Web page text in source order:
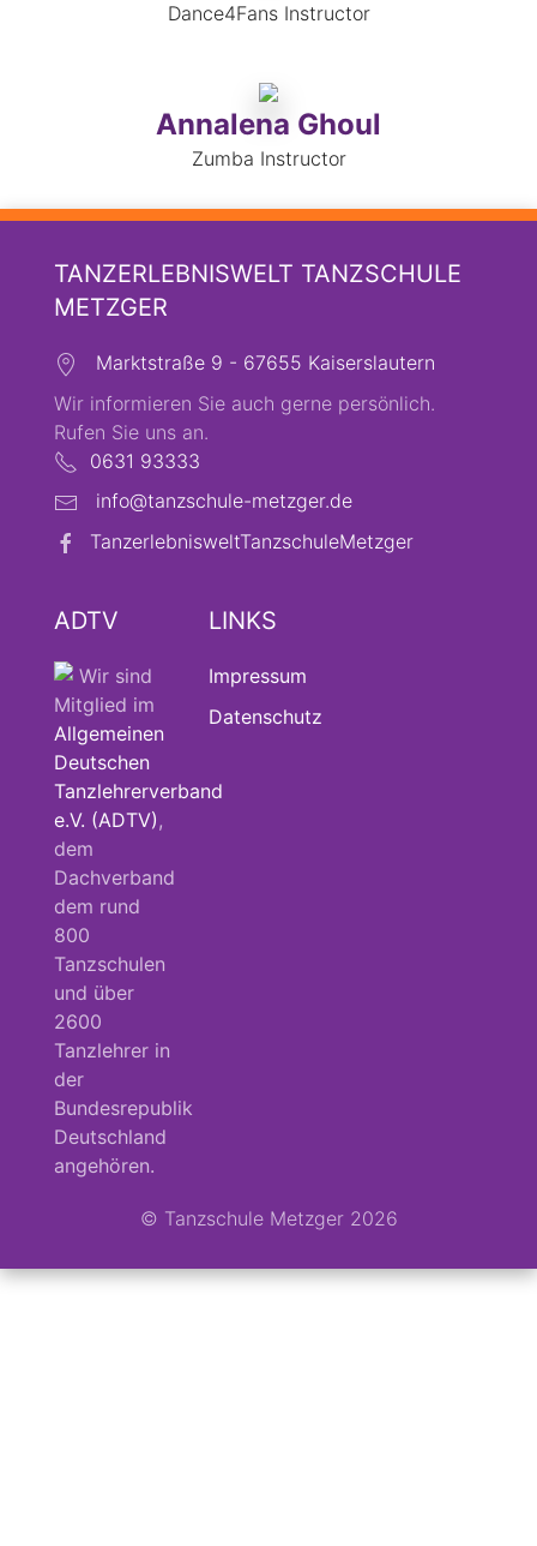
Dance4Fans Instructor
Annalena Ghoul
Zumba Instructor
TANZERLEBNISWELT TANZSCHULE
METZGER
Marktstraße 9 - 67655 Kaiserslautern
Wir informieren Sie auch gerne persönlich.
Rufen Sie uns an.
0631 93333
info@tanzschule-metzger.de
TanzerlebnisweltTanzschuleMetzger
ADTV
Wir sind
Mitglied im
Allgemeinen
Deutschen
Tanzlehrerverband
e.V. (ADTV) ,
dem
Dachverband
dem rund
800
Tanzschulen
und über
2600
Tanzlehrer in
der
Bundesrepublik
Deutschland
angehören.
LINKS
Impressum
Datenschutz
© Tanzschule Metzger 2026